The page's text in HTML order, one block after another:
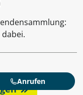
Anrufen